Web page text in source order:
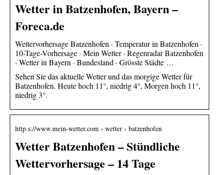
Wetter in Batzenhofen, Bayern –
Foreca.de
Wettervorhersage Batzenhofen · Temperatur in Batzenhofen ·
10-Tage-Vorhersage · Mein Wetter · Regenradar Batzenhofen
· Wetter in Bayern · Bundesland · Grösste Städte …
Sehen Sie das aktuelle Wetter und das morgige Wetter für
Batzenhofen. Heute hoch 11°, niedrig 4°, Morgen hoch 11°,
niedrig 3°.
http s://www.mein-wetter.com › wetter › batzenhofen
Wetter Batzenhofen – Stündliche
Wettervorhersage – 14 Tage